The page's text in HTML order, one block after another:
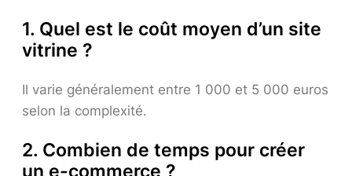
1. Quel est le coût moyen d’un site
vitrine ?
Il varie généralement entre 1 000 et 5 000 euros
selon la complexité.
2. Combien de temps pour créer